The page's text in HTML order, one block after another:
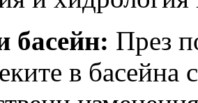
басейн: През
в басейна